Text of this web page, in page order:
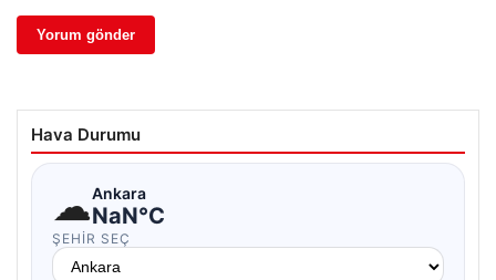
Hava Durumu
☁Ankara
NaN°C
ŞEHIR SEÇ